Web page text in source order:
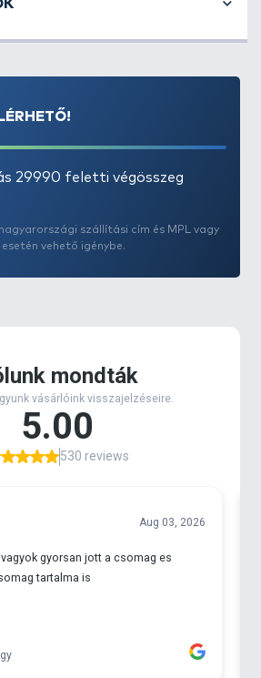
29990 feletti végösszeg
szállítási cím és MPL vagy
vehető igénybe.